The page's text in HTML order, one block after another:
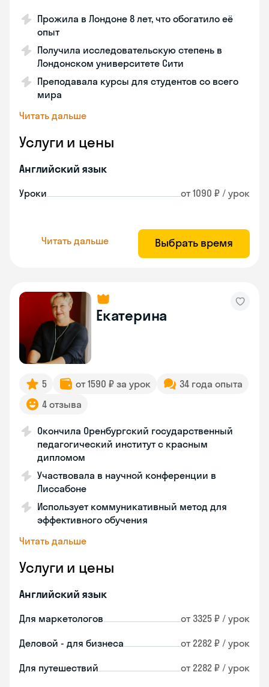
Прожила в Лондоне 8 лет, что обогатило её
опыт
Получила исследовательскую степень в
Лондонском университете Сити
Преподавала курсы для студентов со всего
мира
Читать дальше
Услуги и цены
Английский язык
Уроки от 1090 ₽ / урок
Читать дальше Выбрать время
Екатерина
5 от 1590 ₽ за урок
34 года опыта
4 отзыва
Окончила Оренбургский государственный
педагогический институт с красным
дипломом
Участвовала в научной конференции в
Лиссабоне
Использует коммуникативный метод для
эффективного обучения
Читать дальше
Услуги и цены
Английский язык
Для маркетологов от 3325 ₽ / урок
Деловой - для бизнеса от 2282 ₽ / урок
Для путешествий от 2282 ₽ / урок